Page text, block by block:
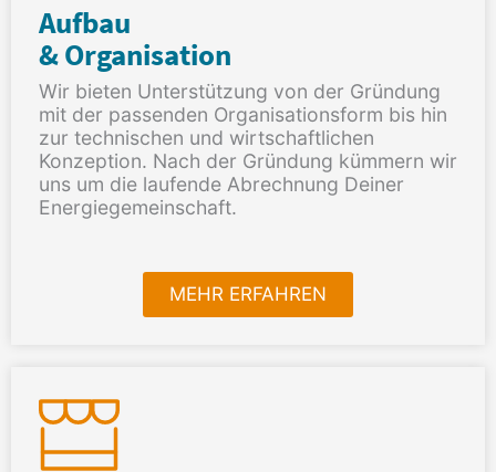
Aufbau
& Organisation
Wir bieten Unterstützung von der Gründung
mit der passenden Organisationsform bis hin
zur technischen und wirtschaftlichen
Konzeption. Nach der Gründung kümmern wir
uns um die laufende Abrechnung Deiner
Energiegemeinschaft.
MEHR ERFAHREN